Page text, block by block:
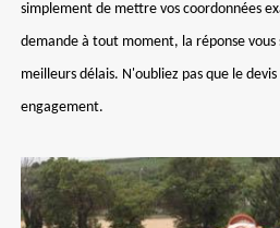
simplement de mettre vos coordonnées
demande à tout moment, la réponse vous
meilleurs délais. N'oubliez pas que le
engagement.